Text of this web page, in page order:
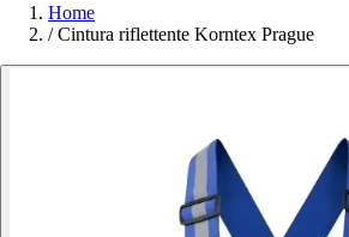
Home
/ Cintura riflettente Korntex Prague